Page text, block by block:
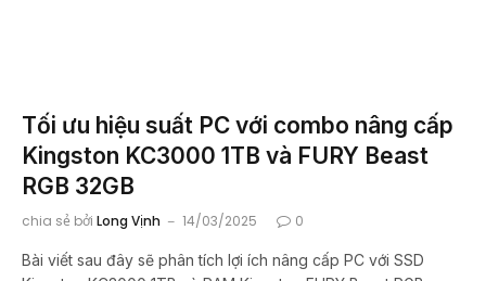
Tối ưu hiệu suất PC với combo nâng cấp
Kingston KC3000 1TB và FURY Beast
RGB 32GB
chia sẻ bởi Long Vịnh 14/03/2025 0
Bài viết sau đây sẽ phân tích lợi ích nâng cấp PC với SSD